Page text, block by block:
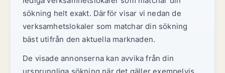
sökning helt exakt. Därför visar vi nedan de
verksamhetslokaler som matchar din sökning
bäst utifrån den aktuella marknaden.
De visade annonserna kan avvika från din